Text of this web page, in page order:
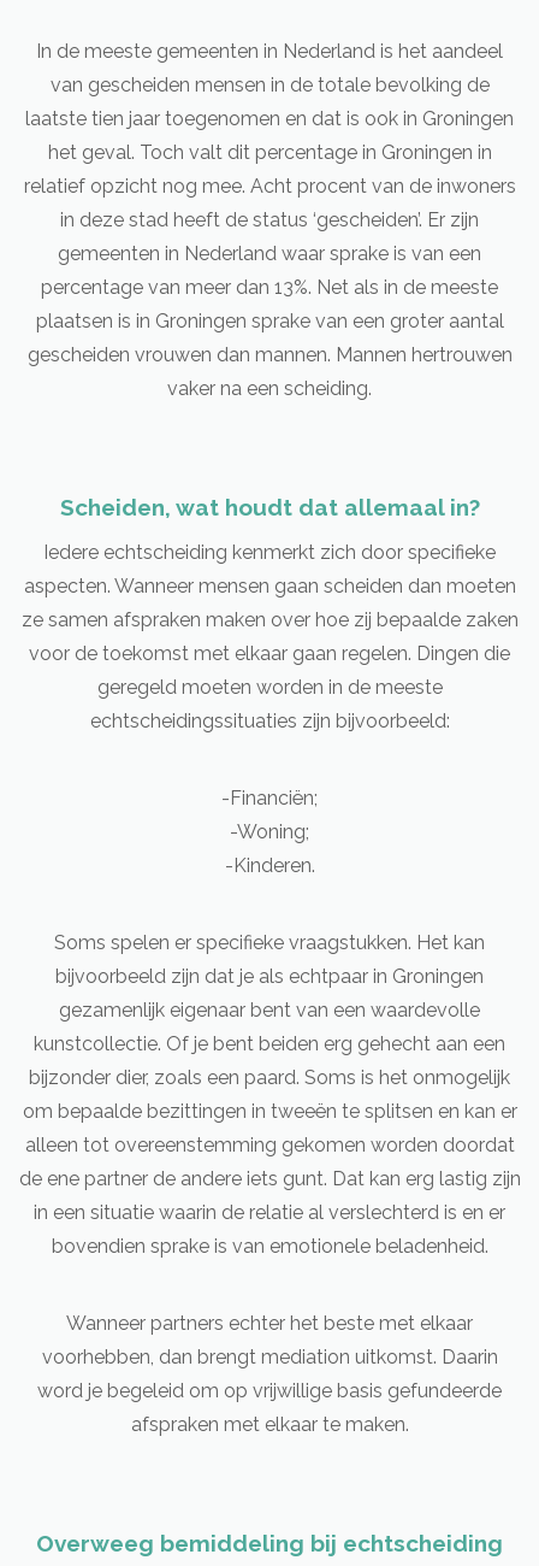
In de meeste gemeenten in Nederland is het aandeel
van gescheiden mensen in de totale bevolking de
laatste tien jaar toegenomen en dat is ook in Groningen
het geval. Toch valt dit percentage in Groningen in
relatief opzicht nog mee. Acht procent van de inwoners
in deze stad heeft de status ‘gescheiden’. Er zijn
gemeenten in Nederland waar sprake is van een
percentage van meer dan 13%. Net als in de meeste
plaatsen is in Groningen sprake van een groter aantal
gescheiden vrouwen dan mannen. Mannen hertrouwen
vaker na een scheiding.
Scheiden, wat houdt dat allemaal in?
Iedere echtscheiding kenmerkt zich door specifieke
aspecten. Wanneer mensen gaan scheiden dan moeten
ze samen afspraken maken over hoe zij bepaalde zaken
voor de toekomst met elkaar gaan regelen. Dingen die
geregeld moeten worden in de meeste
echtscheidingssituaties zijn bijvoorbeeld:
-Financiën;
-Woning;
-Kinderen.
Soms spelen er specifieke vraagstukken. Het kan
bijvoorbeeld zijn dat je als echtpaar in Groningen
gezamenlijk eigenaar bent van een waardevolle
kunstcollectie. Of je bent beiden erg gehecht aan een
bijzonder dier, zoals een paard. Soms is het onmogelijk
om bepaalde bezittingen in tweeën te splitsen en kan er
alleen tot overeenstemming gekomen worden doordat
de ene partner de andere iets gunt. Dat kan erg lastig zijn
in een situatie waarin de relatie al verslechterd is en er
bovendien sprake is van emotionele beladenheid.
Wanneer partners echter het beste met elkaar
voorhebben, dan brengt mediation uitkomst. Daarin
word je begeleid om op vrijwillige basis gefundeerde
afspraken met elkaar te maken.
Overweeg bemiddeling bij echtscheiding